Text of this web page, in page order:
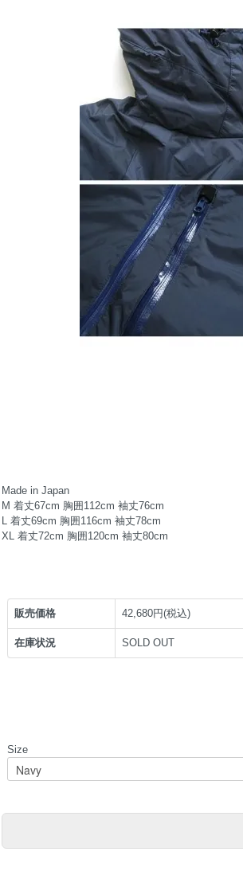
Made in Japan
M 着丈67cm 胸囲112cm 袖丈76cm
L 着丈69cm 胸囲116cm 袖丈78cm
XL 着丈72cm 胸囲120cm 袖丈80cm
販売価格 42,680円(税込)
在庫状況 SOLD OUT
Size